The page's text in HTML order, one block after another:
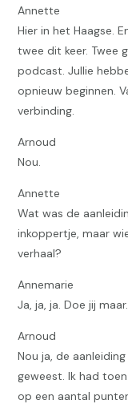
Annette
Hier in het Haagse.
twee dit keer. Twee
podcast. Jullie
opnieuw beginnen.
verbinding.
Arnoud
Nou.
Annette
Wat was de
inkoppertje, maar
verhaal?
Annemarie
Ja, ja, ja. Doe jij maar.
Arnoud
Nou ja, de
geweest. Ik had
op een aantal